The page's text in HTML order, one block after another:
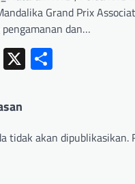
Grand Prix
dan…
Email
X
tidak akan dipublikasikan.